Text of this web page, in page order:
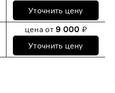
Уточнить цену
цена от 9 000 ₽
Уточнить цену